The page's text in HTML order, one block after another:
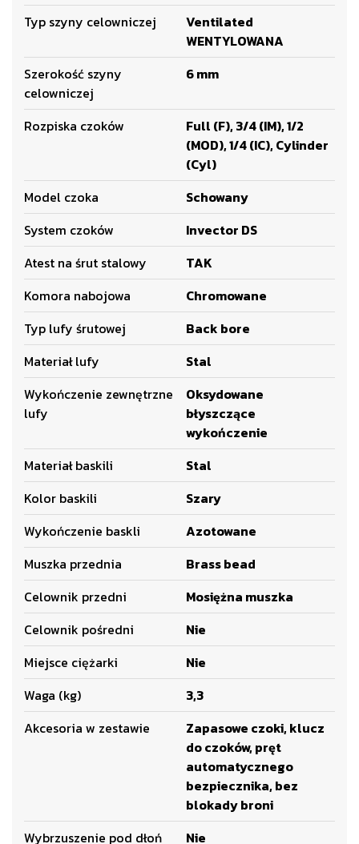
Typ szyny celowniczej
Ventilated
WENTYLOWANA
Szerokość szyny
celowniczej
6 mm
Rozpiska czoków
Full (F), 3/4 (IM), 1/2
(MOD), 1/4 (IC), Cylinder
(Cyl)
Model czoka
Schowany
System czoków
Invector DS
Atest na śrut stalowy
TAK
Komora nabojowa
Chromowane
Typ lufy śrutowej
Back bore
Materiał lufy
Stal
Wykończenie zewnętrzne
lufy
Oksydowane
błyszczące
wykończenie
Materiał baskili
Stal
Kolor baskili
Szary
Wykończenie baskli
Azotowane
Muszka przednia
Brass bead
Celownik przedni
Mosiężna muszka
Celownik pośredni
Nie
Miejsce ciężarki
Nie
Waga (kg)
3,3
Akcesoria w zestawie
Zapasowe czoki, klucz
do czoków, pręt
automatycznego
bezpiecznika, bez
blokady broni
Wybrzuszenie pod dłoń
Nie